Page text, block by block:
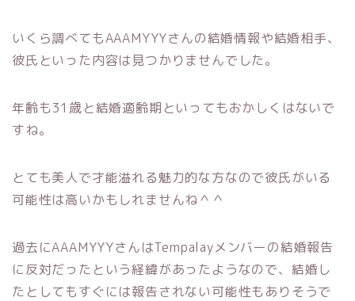
いくら調べてもAAAMYYYさんの結婚情報や結婚相手、
彼氏といった内容は見つかりませんでした。
年齢も31歳と結婚適齢期といってもおかしくはないで
すね。
とても美人で才能溢れる魅力的な方なので彼氏がいる
可能性は高いかもしれませんね＾＾
過去にAAAMYYYさんはTempalayメンバーの結婚報告
に反対だったという経緯があったようなので、結婚し
たとしてもすぐには報告されない可能性もありそうで